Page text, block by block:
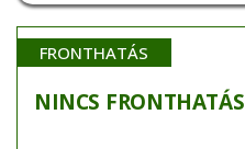
FRONTHATÁS
NINCS FRONTHATÁS